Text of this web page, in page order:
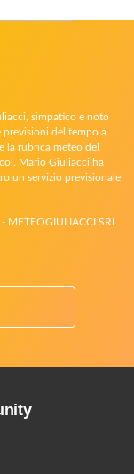
simpatico e noto
del tempo a
la rubrica meteo del
Mario Giuliacci ha
un servizio previsionale
SRL